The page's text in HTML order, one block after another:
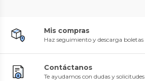
Mis compras
Haz seguimiento y descarga boletas
Contáctanos
Te ayudamos con dudas y solicitudes